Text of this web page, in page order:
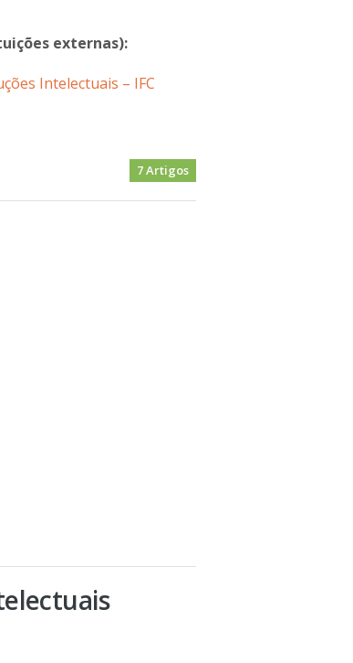
externas):
Intelectuais – IFC
7 Artigos